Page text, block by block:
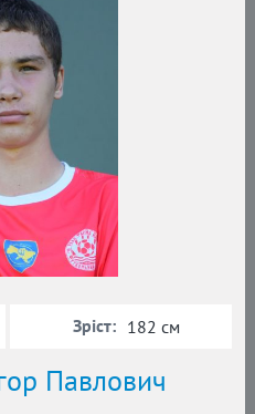
Павлович
Зріст: 182 см